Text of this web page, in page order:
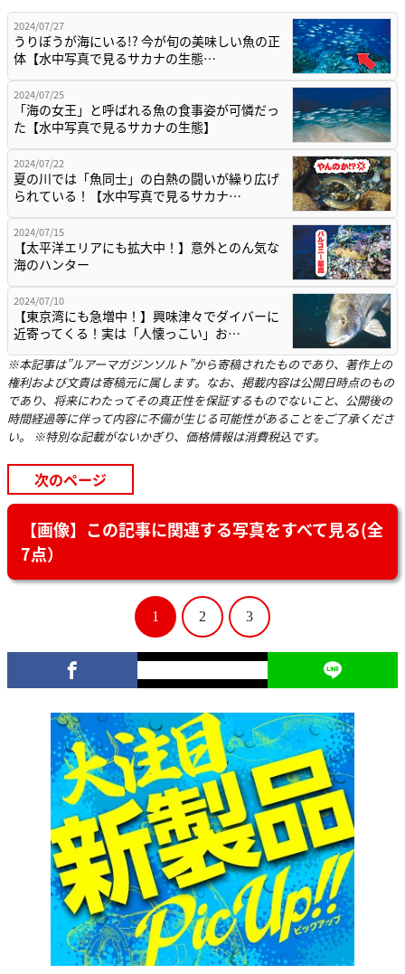
2024/07/27
うりぼうが海にいる!? 今が旬の美味しい魚の正
体【水中写真で見るサカナの生態…
2024/07/25
「海の女王」と呼ばれる魚の食事姿が可憐だっ
た【水中写真で見るサカナの生態】
2024/07/22
夏の川では「魚同士」の白熱の闘いが繰り広げ
られている！【水中写真で見るサカナ…
2024/07/15
【太平洋エリアにも拡大中！】意外とのん気な
海のハンター
2024/07/10
【東京湾にも急増中！】興味津々でダイバーに
近寄ってくる！実は「人懐っこい」お…
※本記事は”ルアーマガジンソルト”から寄稿されたものであり、著作上の
権利および文責は寄稿元に属します。なお、掲載内容は公開日時点のもの
であり、将来にわたってその真正性を保証するものでないこと、公開後の
時間経過等に伴って内容に不備が生じる可能性があることをご了承くださ
い。 ※特別な記載がないかぎり、価格情報は消費税込です。
次のページ
【画像】この記事に関連する写真をすべて見る(全
7点）
1 2 3